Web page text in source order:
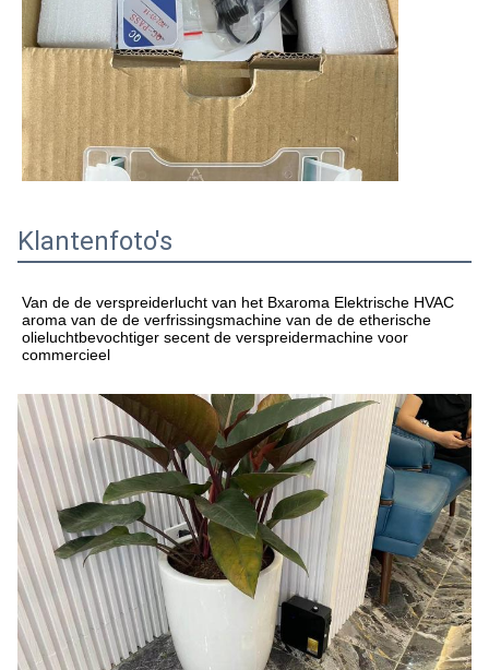
Klantenfoto's
Van de de verspreiderlucht van het Bxaroma Elektrische HVAC
aroma van de de verfrissingsmachine van de de etherische
olieluchtbevochtiger secent de verspreidermachine voor
commercieel